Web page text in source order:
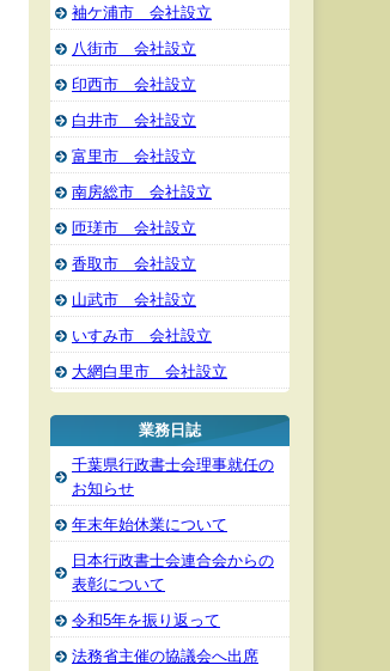
袖ケ浦市 会社設立
八街市 会社設立
印西市 会社設立
白井市 会社設立
富里市 会社設立
南房総市 会社設立
匝瑳市 会社設立
香取市 会社設立
山武市 会社設立
いすみ市 会社設立
大網白里市 会社設立
業務日誌
千葉県行政書士会理事就任の
お知らせ
年末年始休業について
日本行政書士会連合会からの
表彰について
令和5年を振り返って
法務省主催の協議会へ出席